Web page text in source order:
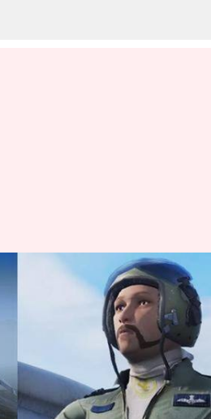
कमांडर अभिनंदन की
वीडियो गेम, 31